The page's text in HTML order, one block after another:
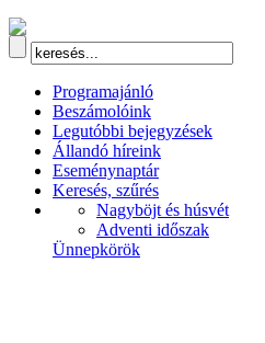
Programajánló
Beszámolóink
Legutóbbi bejegyzések
Állandó híreink
Eseménynaptár
Keresés, szűrés
Nagyböjt és húsvét
Adventi időszak
Ünnepkörök